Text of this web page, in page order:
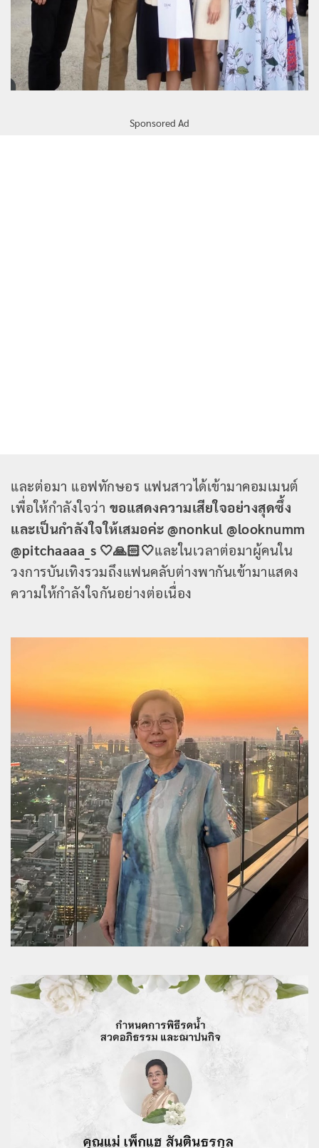
Sponsored Ad
และต่อมา แอฟทักษอร แฟนสาวได้เข้ามาคอมเมนต์
เพื่อให้กำลังใจว่า ขอแสดงความเสียใจอย่างสุดซึ้ง
และเป็นกำลังใจให้เสมอค่ะ @nonkul @looknumm
@pitchaaaa_s 🤍🙏🏻🤍และในเวลาต่อมาผู้คนใน
วงการบันเทิงรวมถึงแฟนคลับต่างพากันเข้ามาแสดง
ความให้กำลังใจกันอย่างต่อเนื่อง